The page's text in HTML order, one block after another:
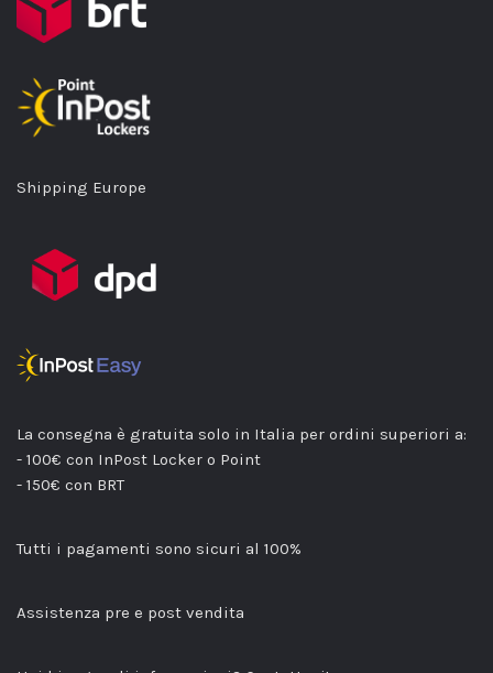
Shipping Europe
La consegna è gratuita solo in Italia per ordini superiori a:
- 100€ con InPost Locker o Point
- 150€ con BRT
Tutti i pagamenti sono sicuri al 100%
Assistenza pre e post vendita